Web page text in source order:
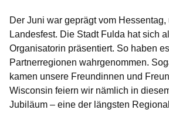
Der Juni war geprägt vom
Landesfest. Die Stadt Fulda hat sich
Organisatorin präsentiert. So haben
Partnerregionen wahrgenommen.
kamen unsere Freundinnen und
Wisconsin feiern wir nämlich in
Jubiläum – eine der längsten